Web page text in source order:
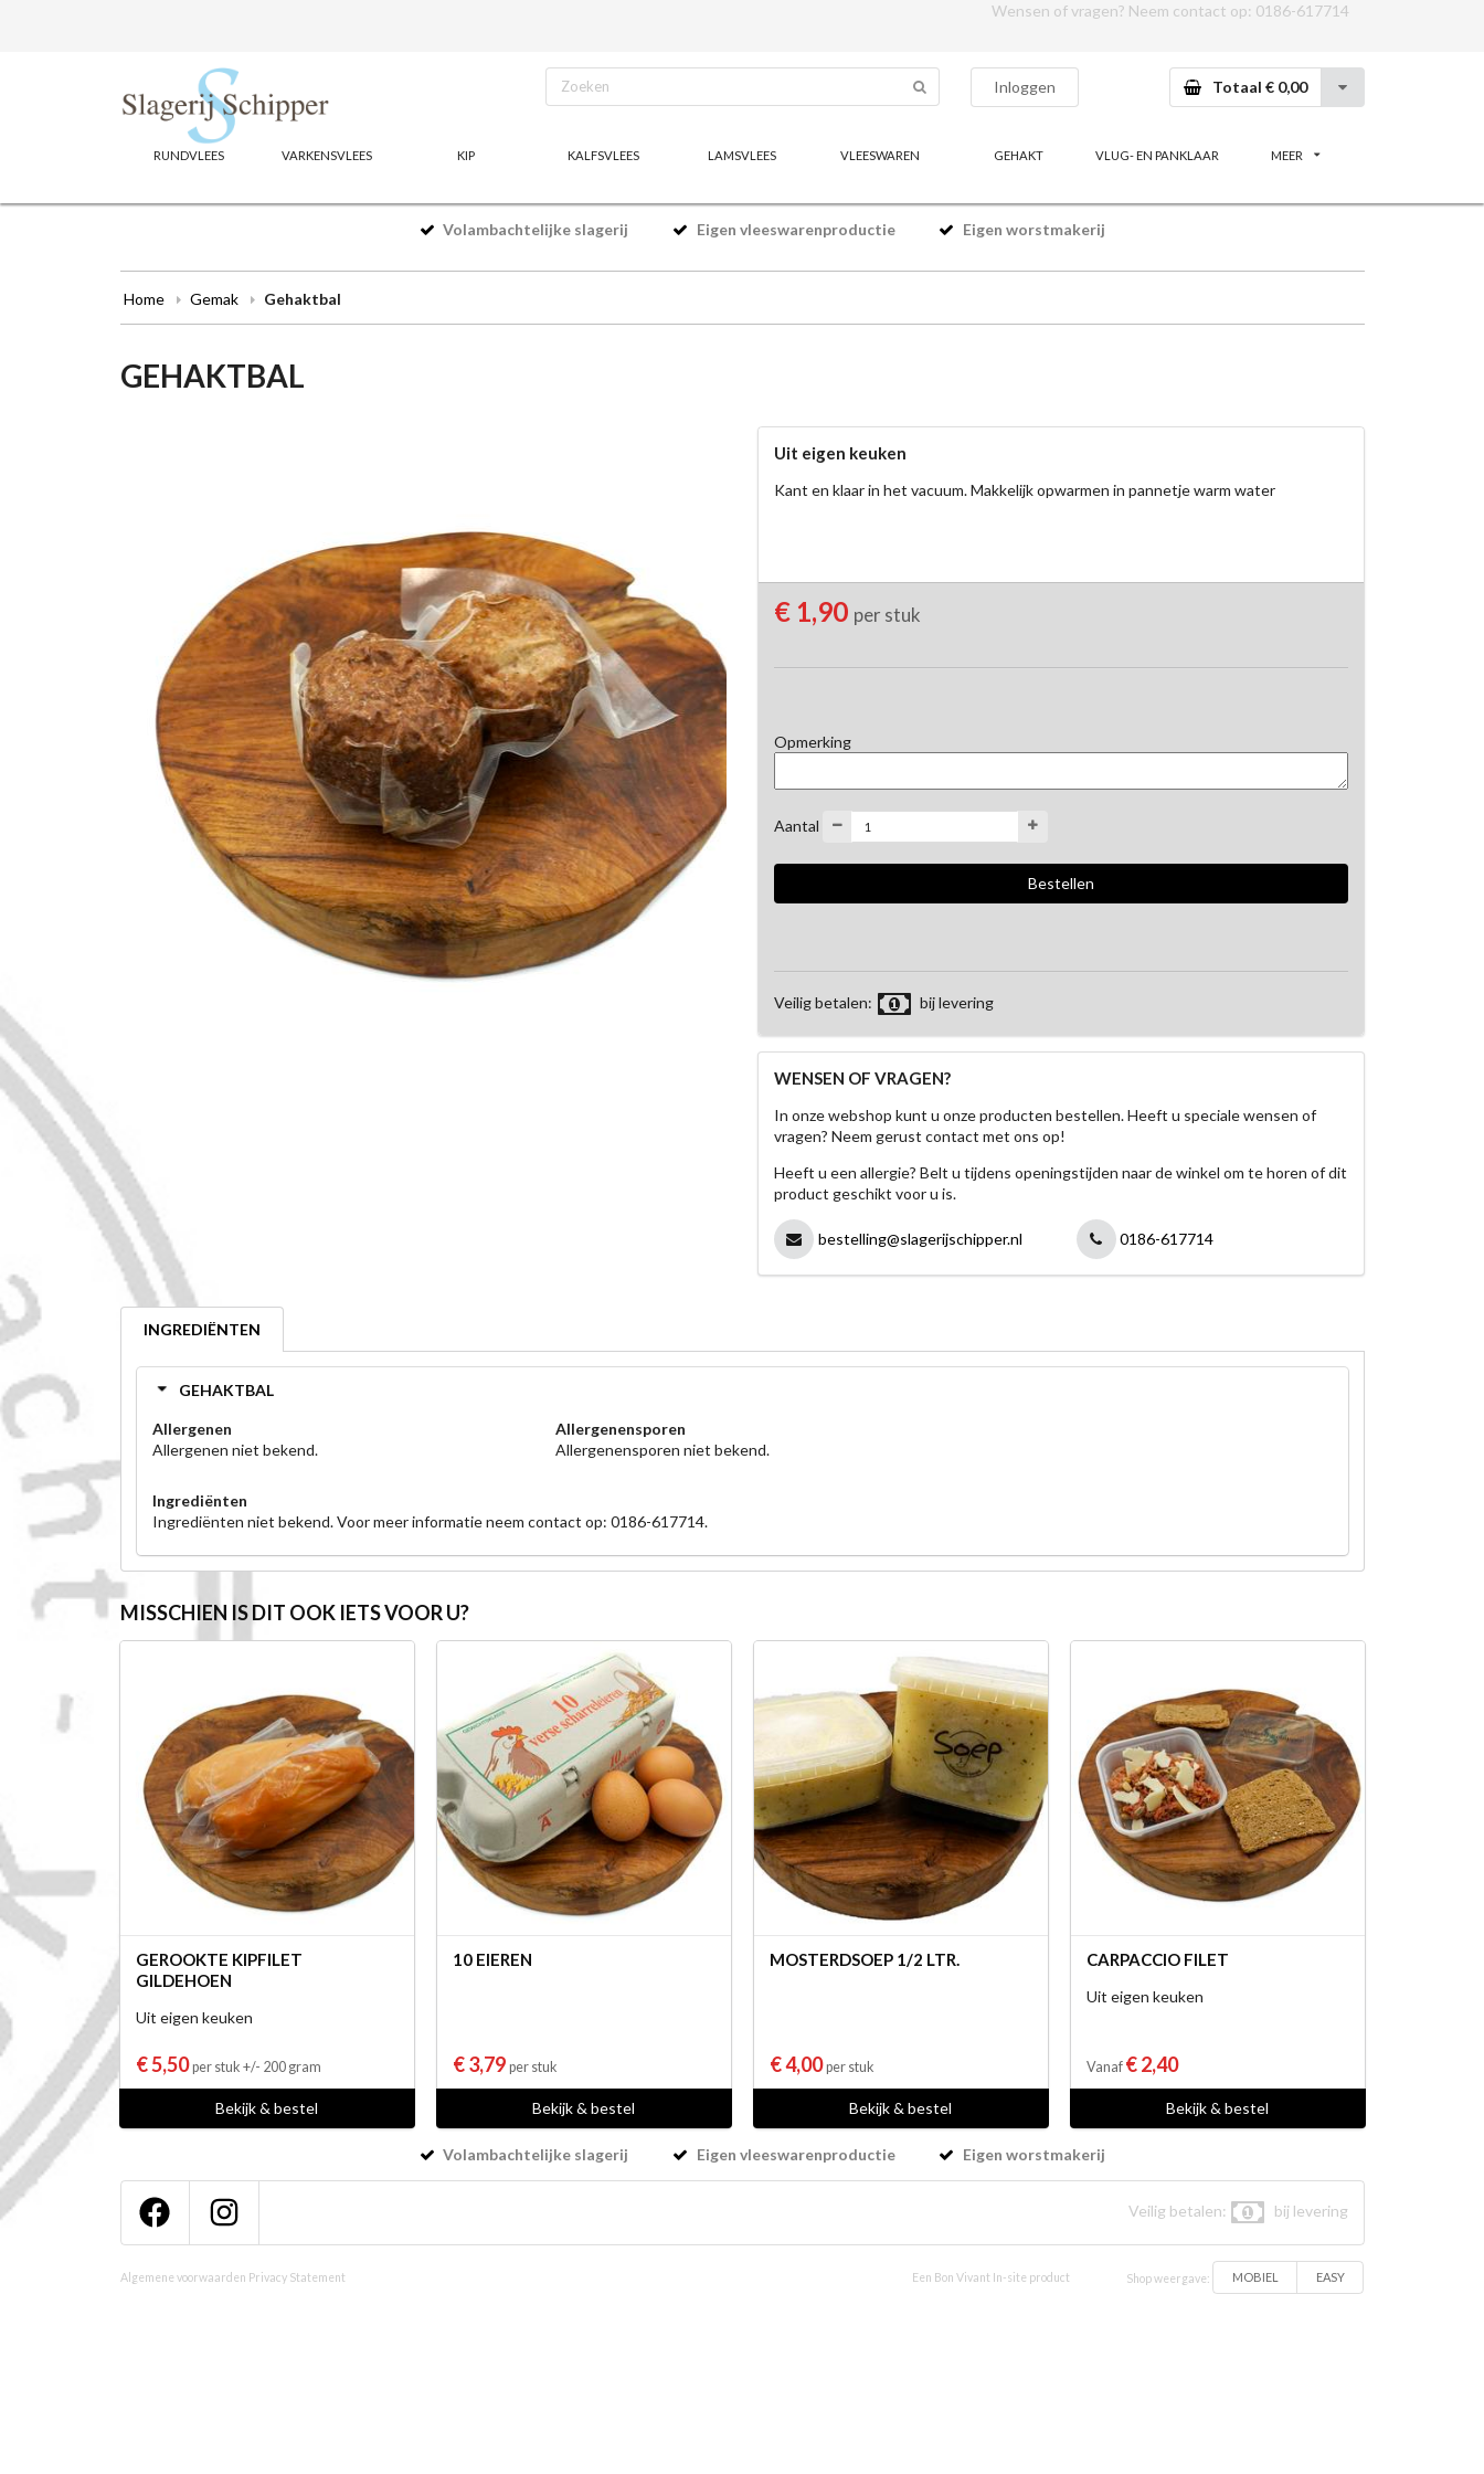
Wensen of vragen? Neem contact op: 0186-617714
Inloggen Totaal € 0,00
RUNDVLEES VARKENSVLEES KIP KALFSVLEES LAMSVLEES VLEESWAREN GEHAKT VLUG- EN PANKLAAR MEER
Volambachtelijke slagerij Eigen vleeswarenproductie Eigen worstmakerij
Home Gemak Gehaktbal
GEHAKTBAL
Uit eigen keuken
Kant en klaar in het vacuum. Makkelijk opwarmen in pannetje warm water
€ 1,90 per stuk
Opmerking
Aantal
Veilig betalen: bij levering
WENSEN OF VRAGEN?
In onze webshop kunt u onze producten bestellen. Heeft u speciale wensen of
vragen? Neem gerust contact met ons op!
Heeft u een allergie? Belt u tijdens openingstijden naar de winkel om te horen of dit
product geschikt voor u is.
bestelling@slagerijschipper.nl 0186-617714
INGREDIËNTEN
GEHAKTBAL
Allergenen
Allergenen niet bekend.
Allergenensporen
Allergenensporen niet bekend.
Ingrediënten
Ingrediënten niet bekend. Voor meer informatie neem contact op: 0186-617714.
MISSCHIEN IS DIT OOK IETS VOOR U?
GEROOKTE KIPFILET
GILDEHOEN
Uit eigen keuken
€ 5,50per stuk +/- 200 gram
Bekijk & bestel
10 EIEREN
€ 3,79 per stuk
Bekijk & bestel
MOSTERDSOEP 1/2 LTR.
€ 4,00per stuk
Bekijk & bestel
CARPACCIO FILET
Uit eigen keuken
Vanaf € 2,40
Bekijk & bestel
Volambachtelijke slagerij Eigen vleeswarenproductie Eigen worstmakerij
Veilig betalen: bij levering
Algemene voorwaarden Privacy Statement Een Bon Vivant In-site product Shop weergave: MOBIEL EASY